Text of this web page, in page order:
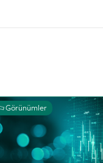
Görünümler